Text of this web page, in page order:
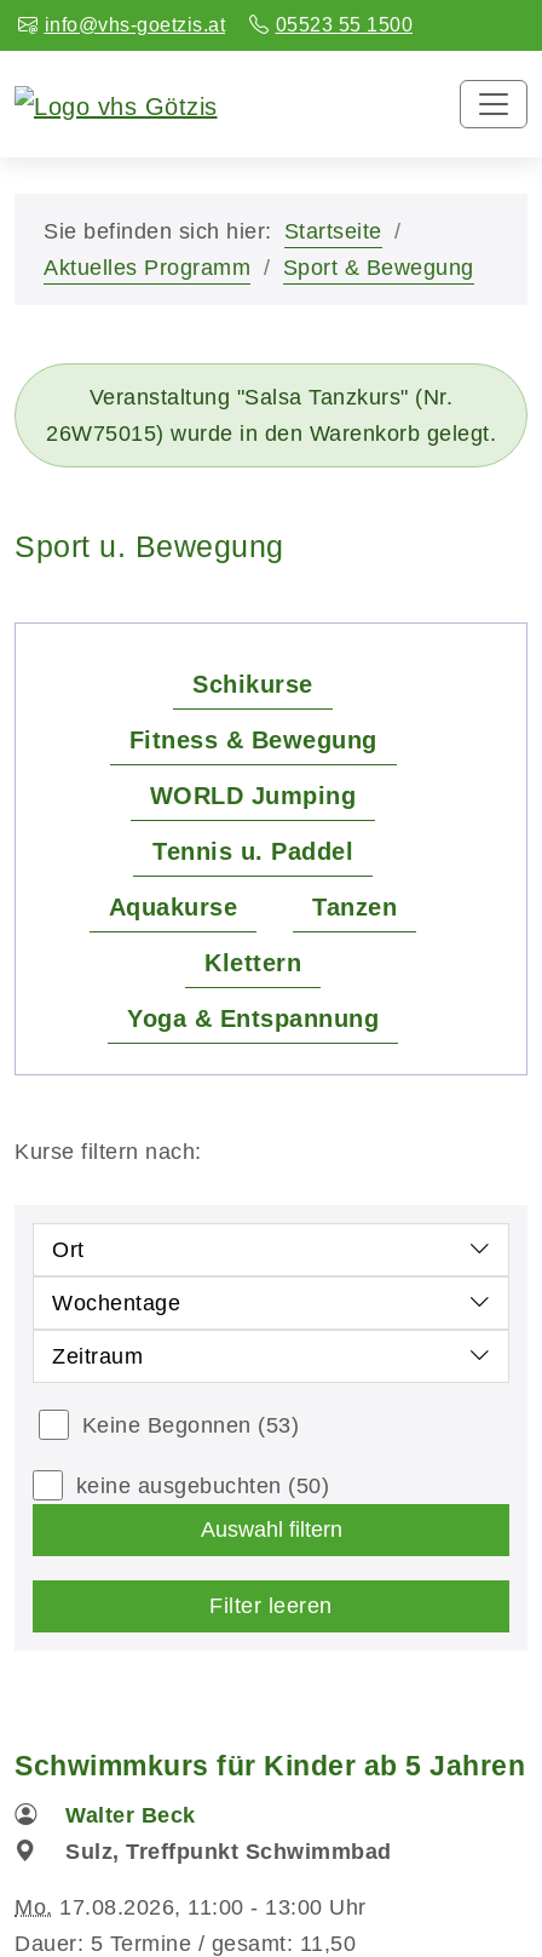
info@vhs-goetzis.at 05523 55 1500
Sie befinden sich hier:
Startseite
Aktuelles Programm
Sport & Bewegung
Veranstaltung "Salsa Tanzkurs" (Nr.
26W75015) wurde in den Warenkorb gelegt.
Sport u. Bewegung
Schikurse
Fitness & Bewegung
WORLD Jumping
Tennis u. Paddel
Aquakurse Tanzen
Klettern
Yoga & Entspannung
Kurse filtern nach:
Ort
Wochentage
Zeitraum
Keine Begonnen (53)
keine ausgebuchten (50)
Auswahl filtern
Filter leeren
Schwimmkurs für Kinder ab 5 Jahren
Walter Beck
Sulz, Treffpunkt Schwimmbad
Mo. 17.08.2026, 11:00 - 13:00 Uhr
Dauer: 5 Termine / gesamt: 11,50